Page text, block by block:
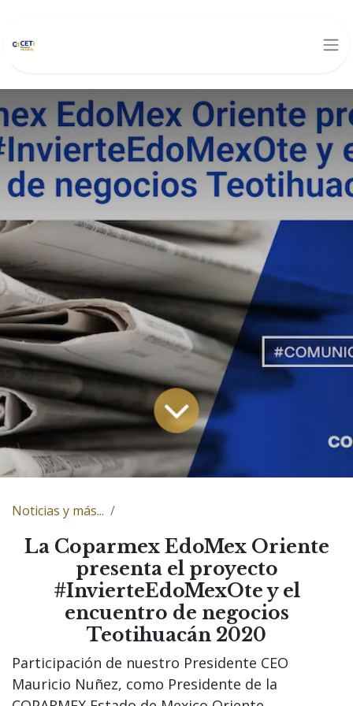
Noticias y más...
La Coparmex EdoMex Oriente
presenta el proyecto
#InvierteEdoMexOte y el
encuentro de negocios
Teotihuacán 2020
Participación de nuestro Presidente CEO
Mauricio Nuñez, como Presidente de la